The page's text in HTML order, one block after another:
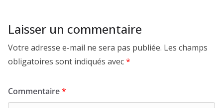
Laisser un commentaire
Votre adresse e-mail ne sera pas publiée. Les champs
obligatoires sont indiqués avec*
Commentaire*